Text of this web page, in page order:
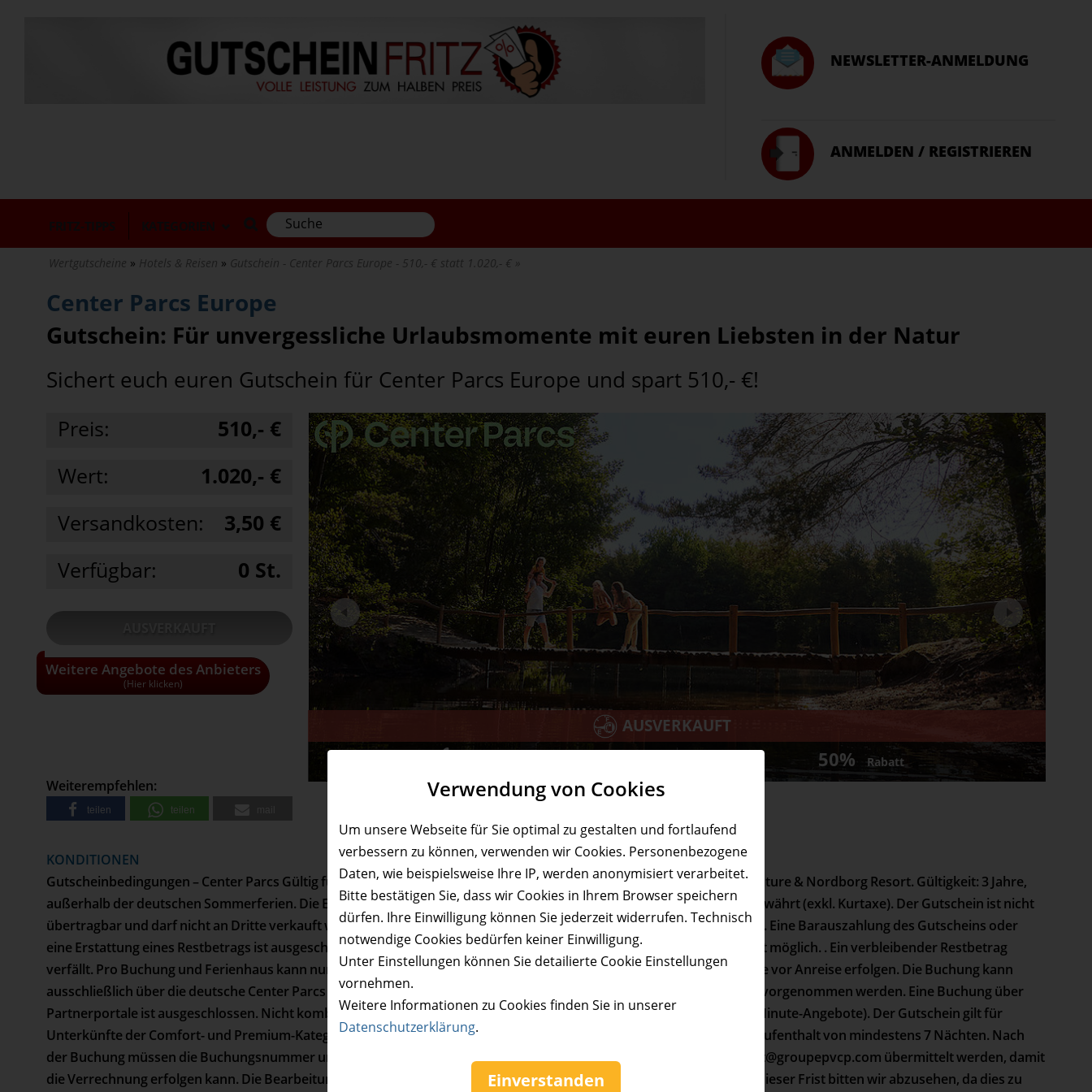
Verwendung von Cookies
Um unsere Webseite für Sie optimal zu gestalten und fortlaufend
verbessern zu können, verwenden wir Cookies. Personenbezogene
Daten, wie beispielsweise Ihre IP, werden anonymisiert verarbeitet.
Bitte bestätigen Sie, dass wir Cookies in Ihrem Browser speichern
dürfen. Ihre Einwilligung können Sie jederzeit widerrufen. Technisch
notwendige Cookies bedürfen keiner Einwilligung.
Unter Einstellungen können Sie detailierte Cookie Einstellungen
vornehmen.
Weitere Informationen zu Cookies finden Sie in unserer
Datenschutzerklärung.
Einverstanden
NEWSLETTER-ANMELDUNG
ANMELDEN / REGISTRIEREN
FRITZ-TIPPS KATEGORIEN
Wertgutscheine Hotels & Reisen Gutschein - Center Parcs Europe - 510,- € statt 1.020,- €
Center Parcs Europe
Gutschein: Für unvergessliche Urlaubsmomente mit euren Liebsten in der Natur
Sichert euch euren Gutschein für Center Parcs Europe und spart 510,- €!
AUSVERKAUFT
50% Rabatt
Next
Preis:
510,- €
Wert:
1.020,- €
Versandkosten:
3,50 €
Verfügbar:
0 St.
Weitere Angebote des Anbieters
(Hier klicken)
• Alle Gutscheine und Tickets nur solange
der Vorrat reicht!
Weiterempfehlen:
teilen teilen
KONDITIONEN
Gutscheinbedingungen – Center Parcs Gültig für alle Parks von Center Parcs ausgenommen Allgäu, Terhills, Villages Nature & Nordborg Resort. Gültigkeit: 3 Jahre,
außerhalb der deutschen Sommerferien. Die Ermäßigung wird ausschließlich auf den Mietpreis eines Ferienhauses gewährt (exkl. Kurtaxe). Der Gutschein ist nicht
übertragbar und darf nicht an Dritte verkauft werden. Eine Einlösung für bereits getätigte Buchungen ist nicht möglich. Eine Barauszahlung des Gutscheins oder
eine Erstattung eines Restbetrags ist ausgeschlossen sowie das Belassen eines Restwerts auf dem Gutschein sind nicht möglich. . Ein verbleibender Restbetrag
verfällt. Pro Buchung und Ferienhaus kann nur ein Gutschein eingelöst werden. Die Buchung muss mindestens 14 Tage vor Anreise erfolgen. Die Buchung kann
ausschließlich über die deutsche Center Parcs Website (www.centerparcs.de) oder telefonisch unter 0221 – 6503 1414 vorgenommen werden. Eine Buchung über
Partnerportale ist ausgeschlossen. Nicht kombinierbar mit anderen Rabatten (ausgenommen Frühbucher- und Last-Minute-Angebote). Der Gutschein gilt für
Unterkünfte der Comfort- und Premium-Kategorie (ausgenommen besondere Unterkünfte) ab 4 Personen für einen Aufenthalt von mindestens 7 Nächten. Nach
der Buchung müssen die Buchungsnummer und der Gutscheincode innerhalb von 7 Tagen per E-Mail an sales.support@groupepvcp.com übermittelt werden, damit
die Verrechnung erfolgen kann. Die Bearbeitung kann bis zu 7 Tage in Anspruch nehmen. Von Nachfragen vor Ablauf dieser Frist bitten wir abzusehen, da dies zu